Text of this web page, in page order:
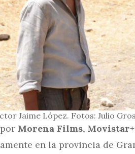
Jaime López. Fotos: Julio
Morena Films,
en la provincia de